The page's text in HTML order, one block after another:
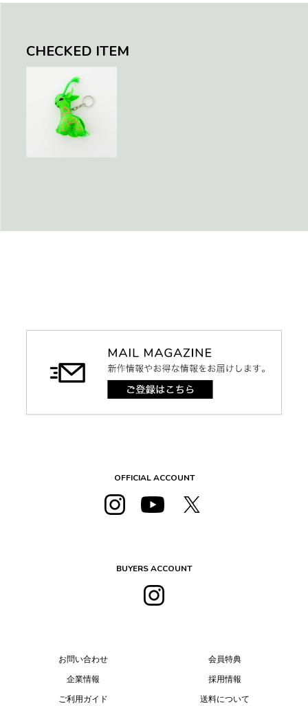
CHECKED ITEM
OFFICIAL ACCOUNT
BUYERS ACCOUNT
お問い合わせ
企業情報
ご利用ガイド
会員特典
採用情報
送料について